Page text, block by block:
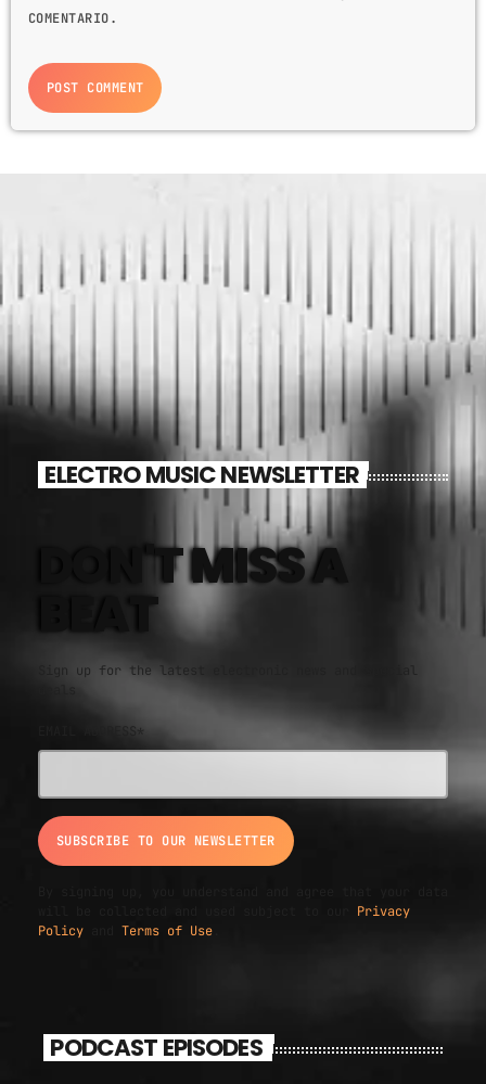
COMENTARIO.
ELECTRO MUSIC NEWSLETTER
DON'T MISS A
BEAT
Sign up for the latest electronic news and special
EMAIL ADDRESS*
Privacy
Policy
Terms of Use
PODCAST EPISODES